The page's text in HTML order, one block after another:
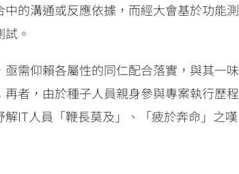
的溝通或反應依據，而經大會基於功能
。
需仰賴各屬性的同仁配合落實，與其一
者，由於種子人員親身參與專案執行歷
IT人員「鞭長莫及」、「疲於奔命」之